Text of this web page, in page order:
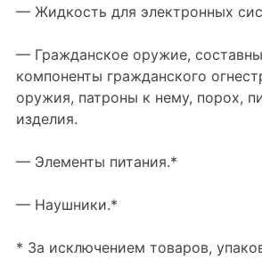
— Жидкость для электронных
— Гражданское оружие,
компоненты гражданского
оружия, патроны к нему, порох,
изделия.
— Элементы питания.*
— Наушники.*
* За исключением товаров,